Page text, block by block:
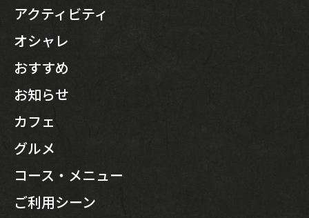
アクティビティ
オシャレ
おすすめ
お知らせ
カフェ
グルメ
コース・メニュー
ご利用シーン